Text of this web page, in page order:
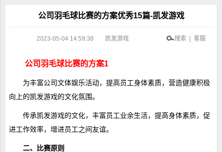
公司羽毛球比赛的方案优秀15篇-凯发游戏
2023-05-04 14:59:38 凯发游戏 搜索 | 客服
公司羽毛球比赛的方案1
为丰富公司文体娱乐活动，提高员工身体素质，营造健康积极
向上的凯发游戏的文化氛围。
传承凯发游戏的文化，丰富员工业余生活，提高身体素质，促
进工作效率，增进员工之间友谊。
二、比赛原则